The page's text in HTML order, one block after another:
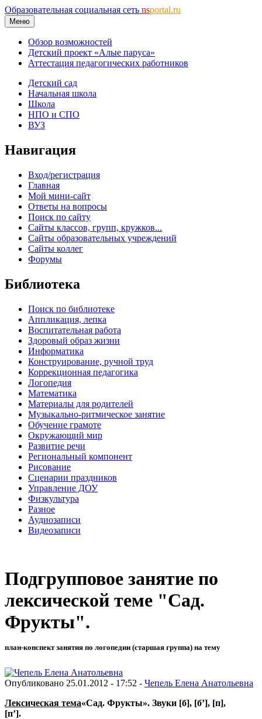
Образовательная социальная сеть nsportal.ru
Меню
Обзор возможностей
Детский проект «Алые паруса»
Аттестация педагогических работников
Детский сад
Начальная школа
Школа
НПО и СПО
ВУЗ
Навигация
Вход/регистрация
Главная
Мой мини-сайт
Ответы на вопросы
Поиск по сайту
Сайты классов, групп, кружков...
Сайты образовательных учреждений
Сайты коллег
Форумы
Библиотека
Поиск по библиотеке
Аппликация, лепка
Воспитательная работа
Здоровый образ жизни
Информатика
Конструирование, ручной труд
Коррекционная педагогика
Логопедия
Математика
Материалы для родителей
Музыкально-ритмическое занятие
Обучение грамоте
Окружающий мир
Развитие речи
Региональный компонент
Рисование
Сценарии праздников
Управление ДОУ
Физкультура
Разное
Аудиозаписи
Видеозаписи
Подгрупповое занятие по
лексической теме "Сад.
Фрукты".
план-конспект занятия по логопедии (старшая группа) на тему
Опубликовано 25.01.2012 - 17:52 - Чепель Елена Анатольевна
Лексическая тема«Сад. Фрукты». Звуки [б], [б’], [п],
[п’].